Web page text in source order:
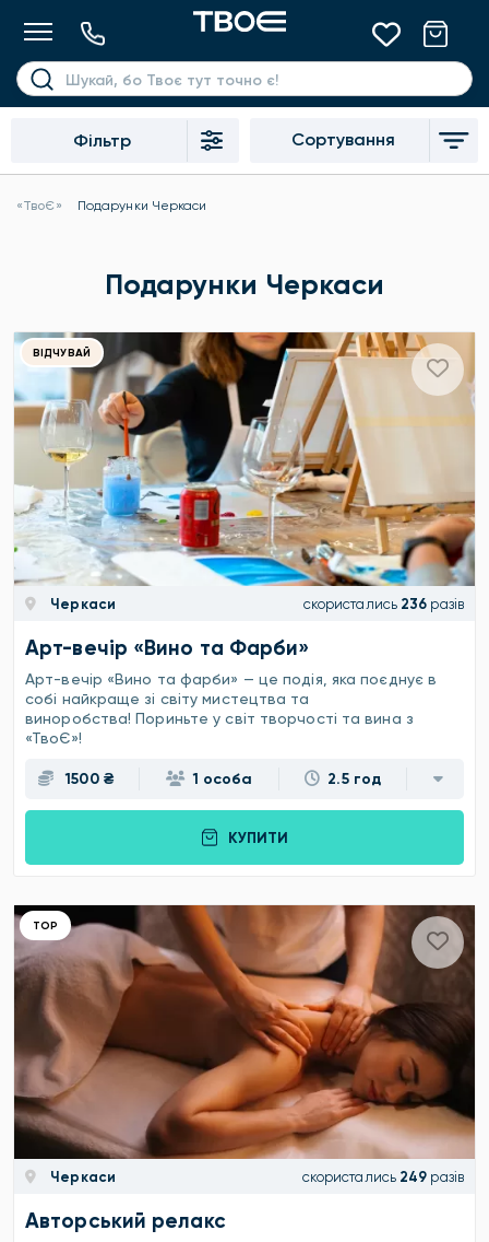
Фільтр Сортування
«ТвоЄ» Подарунки Черкаси
Подарунки Черкаси
ВІДЧУВАЙ
Черкаси скористались 236 разів
Арт-вечір «Вино та Фарби»
Арт-вечір «Вино та фарби» — це подія, яка поєднує в
собі найкраще зі світу мистецтва та
виноробства! Пориньте у світ творчості та вина з
«ТвоЄ»!
1500 ₴ 1 особа 2.5 год
КУПИТИ
ТОР
Черкаси скористались 249 разів
Авторський релакс